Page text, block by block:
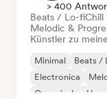
> 400
Beats / Lo-fiChill
Melodic &
Künstler zu
Minimal Beats /
Electronica
Organischer